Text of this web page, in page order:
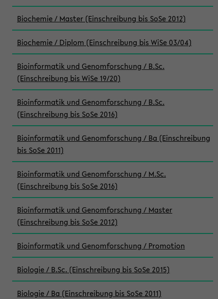
Biochemie / Master (Einschreibung bis SoSe 2012)
Biochemie / Diplom (Einschreibung bis WiSe 03/04)
Bioinformatik und Genomforschung / B.Sc.
(Einschreibung bis WiSe 19/20)
Bioinformatik und Genomforschung / B.Sc.
(Einschreibung bis SoSe 2016)
Bioinformatik und Genomforschung / Ba (Einschreibung
bis SoSe 2011)
Bioinformatik und Genomforschung / M.Sc.
(Einschreibung bis SoSe 2016)
Bioinformatik und Genomforschung / Master
(Einschreibung bis SoSe 2012)
Bioinformatik und Genomforschung / Promotion
Biologie / B.Sc. (Einschreibung bis SoSe 2015)
Biologie / Ba (Einschreibung bis SoSe 2011)